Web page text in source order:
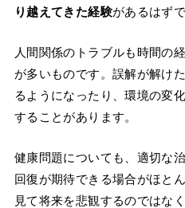
り越えてきた経験があるはずで
人間関係のトラブルも時間の
が多いものです。誤解が解け
るようになったり、環境の変
することがあります。
健康問題についても、適切な
回復が期待できる場合がほと
見て将来を悲観するのではな